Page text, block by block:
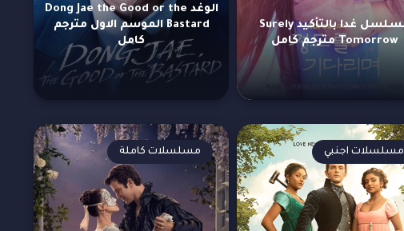
مسلسل غدا بالتأكيد Surely
Tomorrow مترجم كامل
الوغد Dong Jae the Good or the
Bastard الموسم الاول مترجم
كامل
مسلسلات اجنبي مسلسلات كاملة